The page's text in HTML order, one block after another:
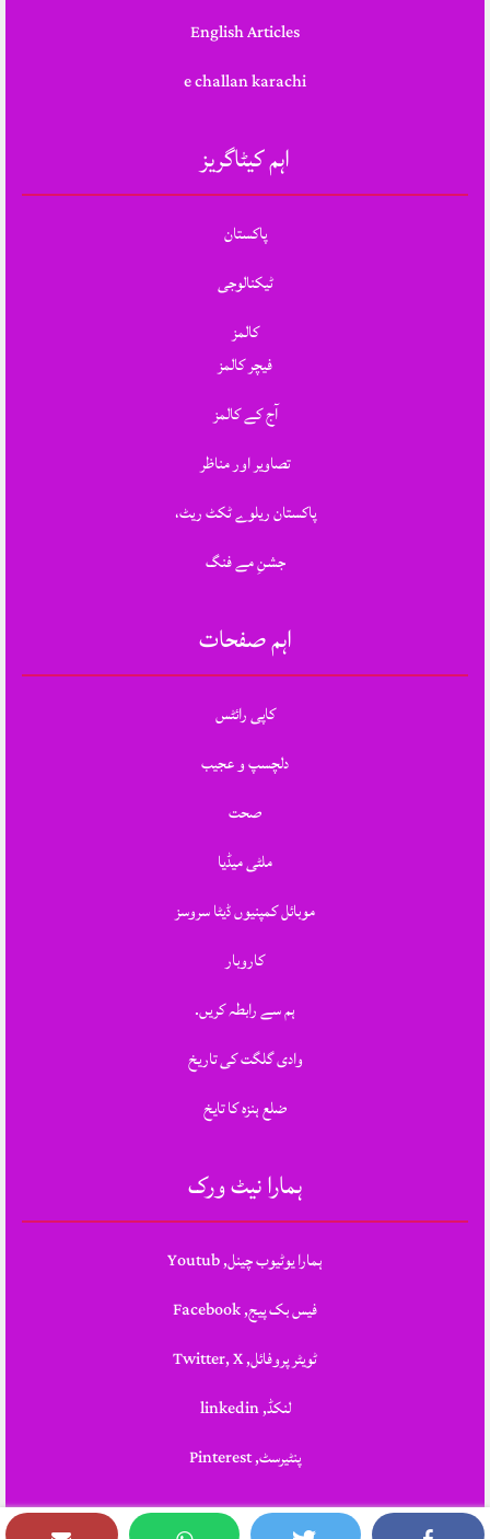
English Articles
e challan karachi
اہم کیٹاگریز
پاکستان
ٹیکنالوجی
کالمز
فیچر کالمز
آج کے کالمز
تصاویر اور مناظر
پاکستان ریلوے ٹکٹ ریٹ،
جشنِ مے فنگ
اہم صفحات
کاپی رائٹس
دلچسپ و عجیب
صحت
ملٹی میڈیا
موبائل کمپنیوں ڈیٹا سروسز
کاروبار
ہم سے رابطہ کریں.
وادی گلگت کی تاریخ
ضلع ہنزہ کا تایخ
ہمارا نیٹ ورک
ہمارا یوٹیوب چینل, Youtub
فیس بک پیج, Facebook
ٹویٹر پروفائل, Twitter, X
لنکڈ, linkedin
پنٹیرسٹ, Pinterest
Theme Designed & Developed BySTYLOTHEMES